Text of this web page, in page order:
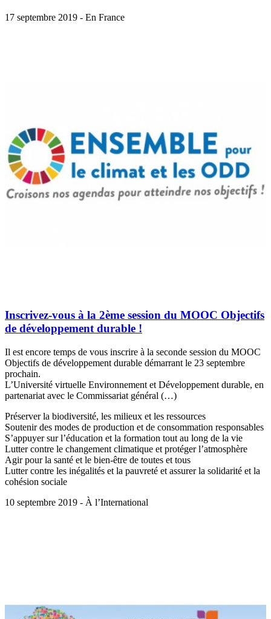
17 septembre 2019 - En France
Inscrivez-vous à la 2ème session du MOOC Objectifs
de développement durable !
Il est encore temps de vous inscrire à la seconde session du MOOC
Objectifs de développement durable démarrant le 23 septembre
prochain.
L’Université virtuelle Environnement et Développement durable, en
partenariat avec le Commissariat général (…)
Préserver la biodiversité, les milieux et les ressources
Soutenir des modes de production et de consommation responsables
S’appuyer sur l’éducation et la formation tout au long de la vie
Lutter contre le changement climatique et protéger l’atmosphère
Agir pour la santé et le bien-être de toutes et tous
Lutter contre les inégalités et la pauvreté et assurer la solidarité et la
cohésion sociale
10 septembre 2019 - À l’International